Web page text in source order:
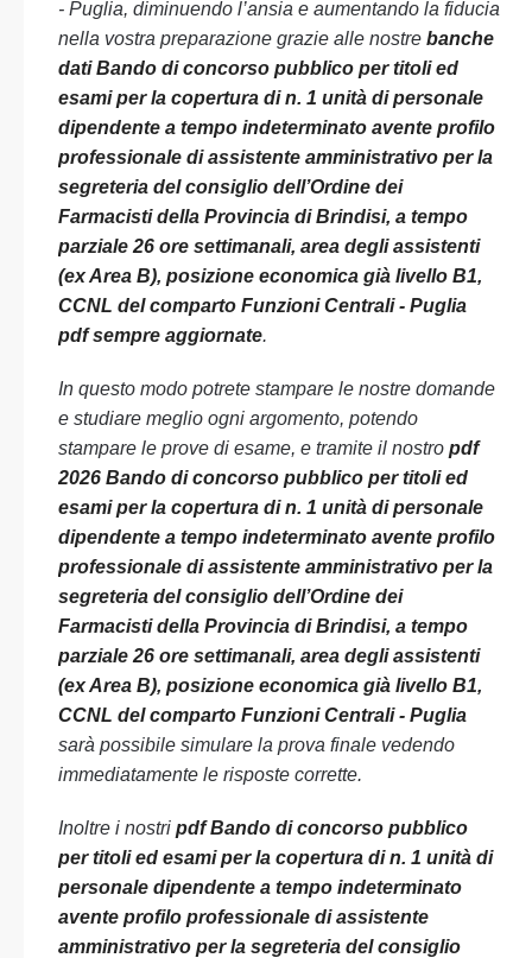
- Puglia, diminuendo l’ansia e aumentando la fiducia
nella vostra preparazione grazie alle nostre banche
dati Bando di concorso pubblico per titoli ed
esami per la copertura di n. 1 unità di personale
dipendente a tempo indeterminato avente profilo
professionale di assistente amministrativo per la
segreteria del consiglio dell’Ordine dei
Farmacisti della Provincia di Brindisi, a tempo
parziale 26 ore settimanali, area degli assistenti
(ex Area B), posizione economica già livello B1,
CCNL del comparto Funzioni Centrali - Puglia
pdf sempre aggiornate.
In questo modo potrete stampare le nostre domande
e studiare meglio ogni argomento, potendo
stampare le prove di esame, e tramite il nostro pdf
2026 Bando di concorso pubblico per titoli ed
esami per la copertura di n. 1 unità di personale
dipendente a tempo indeterminato avente profilo
professionale di assistente amministrativo per la
segreteria del consiglio dell’Ordine dei
Farmacisti della Provincia di Brindisi, a tempo
parziale 26 ore settimanali, area degli assistenti
(ex Area B), posizione economica già livello B1,
CCNL del comparto Funzioni Centrali - Puglia
sarà possibile simulare la prova finale vedendo
immediatamente le risposte corrette.
Inoltre i nostri pdf Bando di concorso pubblico
per titoli ed esami per la copertura di n. 1 unità di
personale dipendente a tempo indeterminato
avente profilo professionale di assistente
amministrativo per la segreteria del consiglio